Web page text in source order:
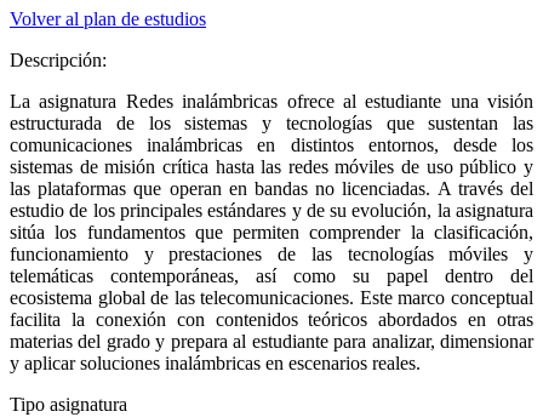
Volver al plan de estudios
Descripción:
La asignatura Redes inalámbricas ofrece al estudiante una visión
estructurada de los sistemas y tecnologías que sustentan las
comunicaciones inalámbricas en distintos entornos, desde los
sistemas de misión crítica hasta las redes móviles de uso público y
las plataformas que operan en bandas no licenciadas. A través del
estudio de los principales estándares y de su evolución, la asignatura
sitúa los fundamentos que permiten comprender la clasificación,
funcionamiento y prestaciones de las tecnologías móviles y
telemáticas contemporáneas, así como su papel dentro del
ecosistema global de las telecomunicaciones. Este marco conceptual
facilita la conexión con contenidos teóricos abordados en otras
materias del grado y prepara al estudiante para analizar, dimensionar
y aplicar soluciones inalámbricas en escenarios reales.
Tipo asignatura